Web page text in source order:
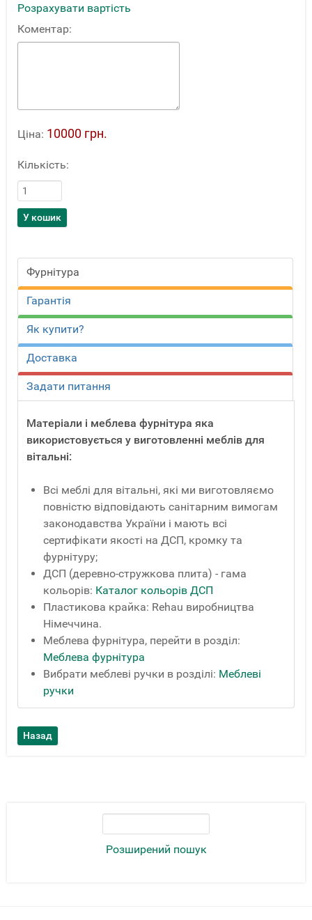
Розширений пошук
Розрахувати вартість
Коментар:
Ціна: 10000 грн.
Кількість:
Фурнітура
Гарантія
Як купити?
Доставка
Задати питання
Матеріали і меблева фурнітура яка
використовується у виготовленні меблів для
вітальні:
Всі меблі для вітальні, які ми виготовляємо
повністю відповідають санітарним вимогам
законодавства України і мають всі
сертифікати якості на ДСП, кромку та
фурнітуру;
ДСП (деревно-стружкова плита) - гама
кольорів: Каталог кольорів ДСП
Пластикова крайка: Rehau виробництва
Німеччина.
Меблева фурнітура, перейти в розділ:
Меблева фурнітура
Вибрати меблеві ручки в розділі: Меблеві
ручки